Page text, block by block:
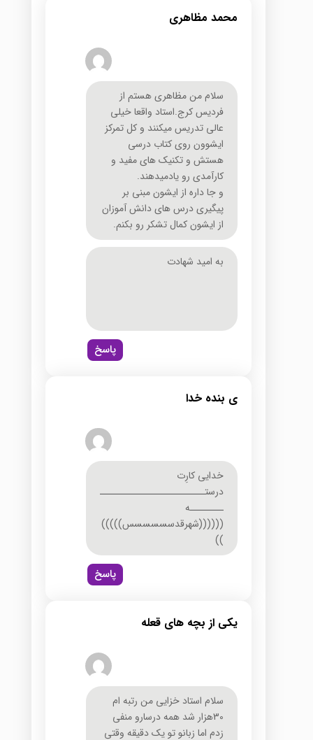
محمد مظاهری
سلام من مظاهری هستم از
فردیس کرج.استاد واقعا خیلی
عالی تدریس میکنند و کل تمرکز
ایشوون روی کتاب درسی
هستش و تکنیک های مفید و
کارآمدی رو یادمیدهند.
و جا داره از ایشون مبنی بر
پیگیری درس های دانش آموزان
از ایشون کمال تشکر رو بکنم.
به امید شهادت
پاسخ
ی بنده خدا
خدایی کارِت
درستـــــــــــــــــــــــــ
ــــــــه
((((((شهرقدسسسسسس)))))
))
پاسخ
یکی از بچه های قعله
سلام استاد خزایی من رتبه ام
30هزار شد همه درسارو منفی
زدم اما زبانو تو یک دقیقه وقتی